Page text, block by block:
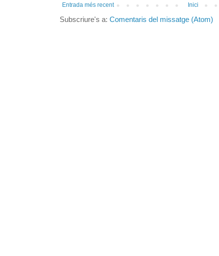
Entrada més recent Inici
Subscriure's a: Comentaris del missatge (Atom)